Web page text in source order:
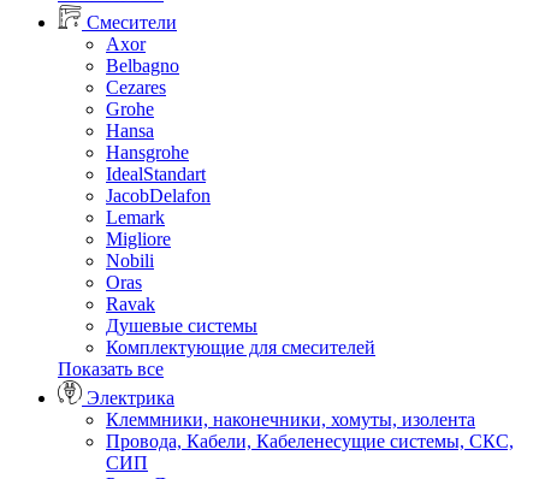
Смесители
Axor
Belbagno
Cezares
Grohe
Hansa
Hansgrohe
IdealStandart
JacobDelafon
Lemark
Migliore
Nobili
Oras
Ravak
Душевые системы
Комплектующие для смесителей
Показать все
Электрика
Клеммники, наконечники, хомуты, изолента
Провода, Кабели, Кабеленесущие системы, СКС,
СИП